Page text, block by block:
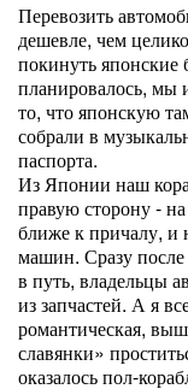
Перевозить
дешевле, чем
покинуть японские
планировалось, мы
то, что японскую
собрали в
паспорта.
Из Японии наш
правую сторону -
ближе к причалу, и
машин. Сразу после
в путь, владельцы
из запчастей. А я
романтическая,
славянки»
оказалось пол-